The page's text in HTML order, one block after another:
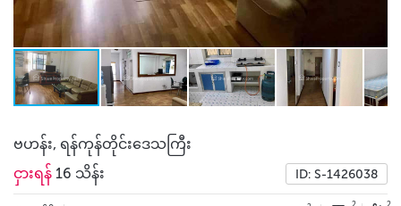
ဗဟန်း, ရန်ကုန်တိုင်းဒေသကြီး
ငှားရန် 16 သိန်း ID: S-1426038